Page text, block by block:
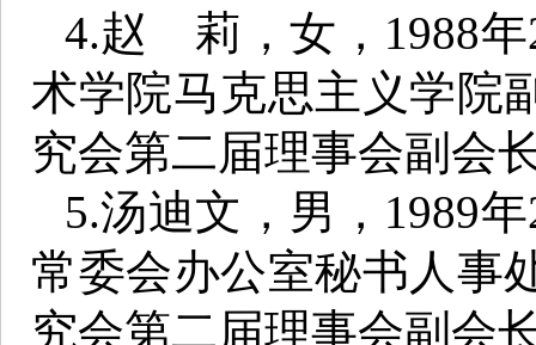
4.赵 莉，女，1988年
术学院马克思主义学院
究会第二届理事会副会
5.汤迪文，男，1989
常委会办公室秘书人事
究会第二届理事会副会